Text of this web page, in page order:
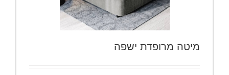
מיטה מרופדת ישפה